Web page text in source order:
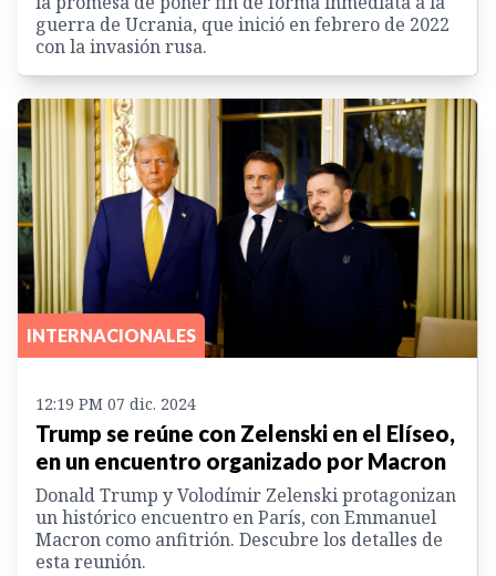
guerra de Ucrania, que inició en febrero de 2022
con la invasión rusa.
INTERNACIONALES
12:19 PM 07 dic. 2024
Trump se reúne con Zelenski en el Elíseo,
en un encuentro organizado por Macron
Donald Trump y Volodímir Zelenski protagonizan
un histórico encuentro en París, con Emmanuel
Macron como anfitrión. Descubre los detalles de
esta reunión.